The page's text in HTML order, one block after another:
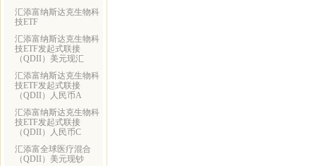
汇添富纳斯达克生物科
技ETF
汇添富纳斯达克生物科
技ETF发起式联接
（QDII）美元现汇
汇添富纳斯达克生物科
技ETF发起式联接
（QDII）人民币A
汇添富纳斯达克生物科
技ETF发起式联接
（QDII）人民币C
汇添富全球医疗混合
（QDII）美元现钞